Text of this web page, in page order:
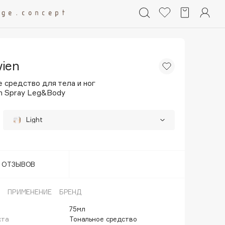
средство для тела и ног
Spray Leg&Body
Light
ОТЗЫВОВ
ПРИМЕНЕНИЕ БРЕНД
75мл
Тональное средство